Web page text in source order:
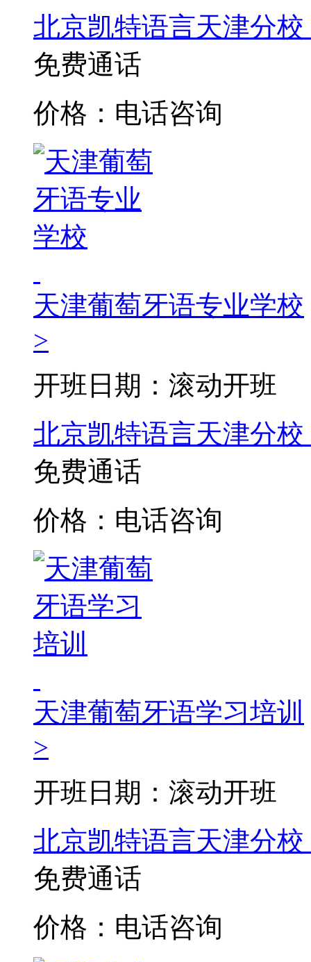
北京凯特语言天津分校
免费通话
价格：电话咨询
天津葡萄牙语专业学校
>
开班日期：滚动开班
北京凯特语言天津分校
免费通话
价格：电话咨询
天津葡萄牙语学习培训
>
开班日期：滚动开班
北京凯特语言天津分校
免费通话
价格：电话咨询